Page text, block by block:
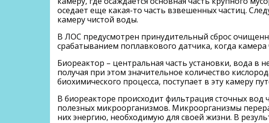
оседает еще какая-то часть взвешенных частиц.
камеру чистой воды.
В ЛОС предусмотрен принудительный сброс
срабатыванием поплавкового датчика, когда
Биореактор – центральная часть установки, вода в
получая при этом значительное количество
биохимического процесса, поступает в эту камеру
В биореакторе происходит фильтрация сточных вод
полезных микроорганизмов. Микроорганизмы
них энергию, необходимую для своей жизни. В